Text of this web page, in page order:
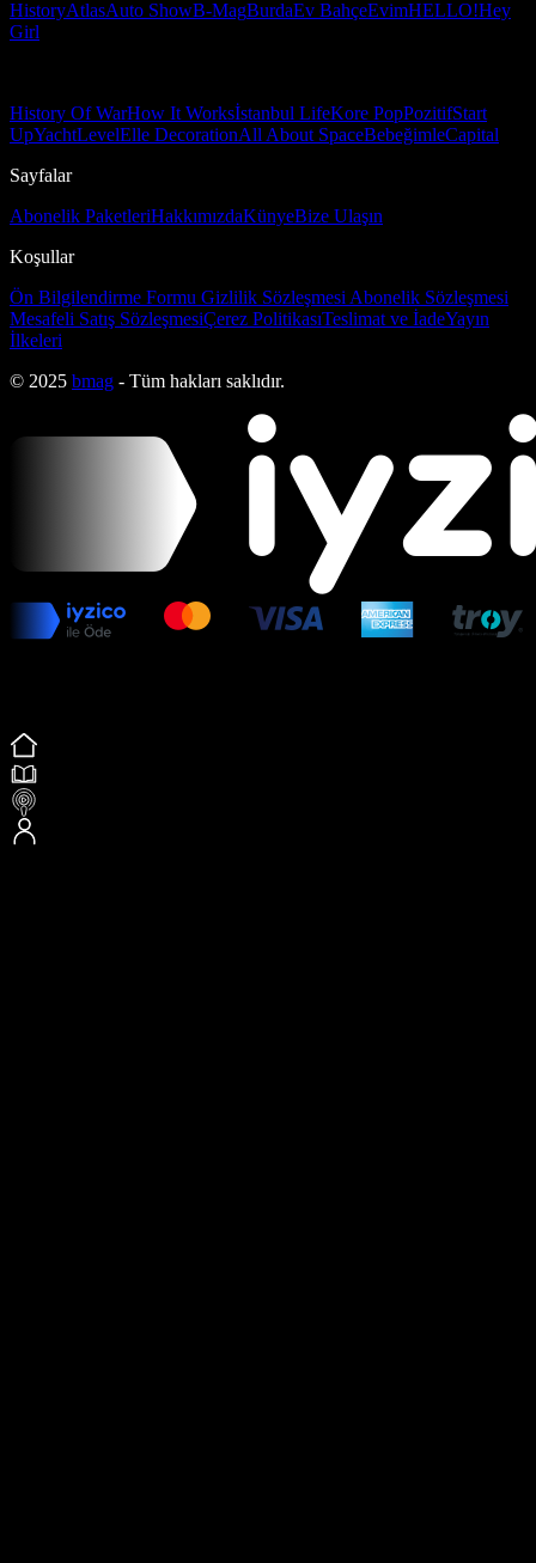
HistoryAtlasAuto ShowB-MagBurdaEv BahçeEvimHELLO!Hey
Girl
History Of WarHow It Worksİstanbul LifeKore PopPozitifStart
UpYachtLevelElle DecorationAll About SpaceBebeğimleCapital
Sayfalar
Abonelik PaketleriHakkımızdaKünyeBize Ulaşın
Koşullar
Ön Bilgilendirme Formu Gizlilik Sözleşmesi Abonelik Sözleşmesi
Mesafeli Satış SözleşmesiÇerez PolitikasıTeslimat ve İadeYayın
İlkeleri
© 2025 bmag - Tüm hakları saklıdır.